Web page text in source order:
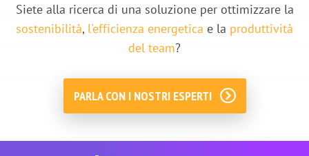
Siete alla ricerca di una soluzione per ottimizzare la
sostenibilità, l'efficienza energetica e la produttività
del team?
PARLA CON I NOSTRI ESPERTI